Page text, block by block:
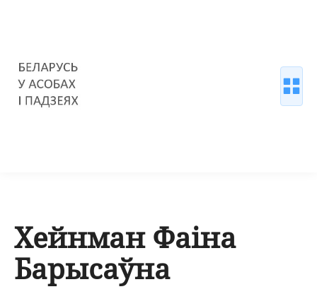
Хейнман Фаіна
Барысаўна